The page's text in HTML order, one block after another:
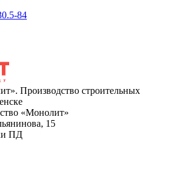
84
Производство строительных
«Монолит»
15
ПД